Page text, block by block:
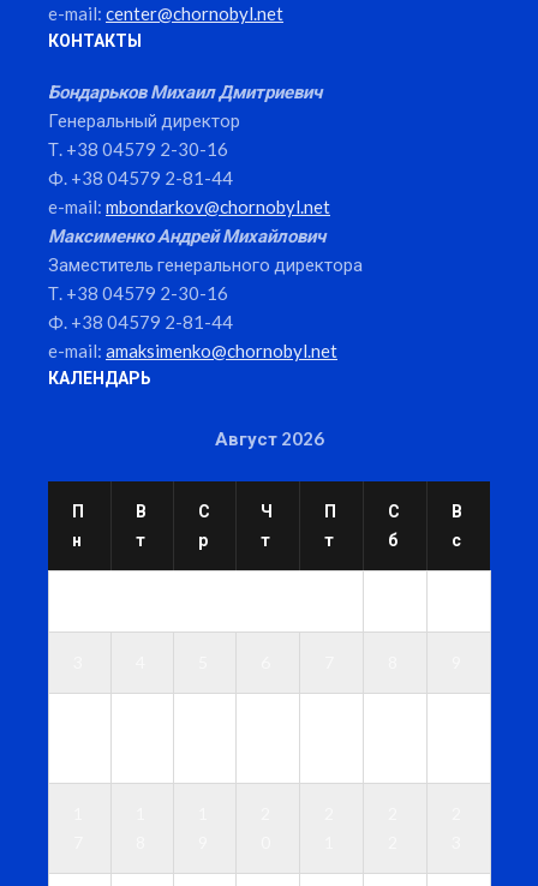
e-mail: center@chornobyl.net
КОНТАКТЫ
Бондарьков Михаил Дмитриевич
Генеральный директор
Т. +38 04579 2-30-16
Ф. +38 04579 2-81-44
e-mail: mbondarkov@chornobyl.net
Максименко Андрей Михайлович
Заместитель генерального директора
Т. +38 04579 2-30-16
Ф. +38 04579 2-81-44
e-mail: amaksimenko@chornobyl.net
КАЛЕНДАРЬ
Август 2026
П
н
В
т
С
р
Ч
т
П
т
С
б
В
с